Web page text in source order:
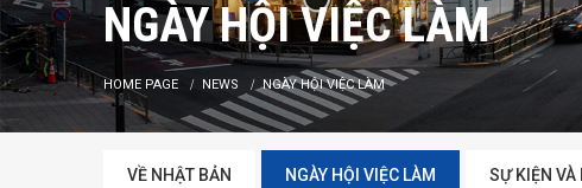
NGÀY HỘI VIỆC LÀM
HOME PAGE NEWS NGÀY HỘI VIỆC LÀM
VỀ NHẬT BẢN NGÀY HỘI VIỆC LÀM SỰ KIỆN VÀ